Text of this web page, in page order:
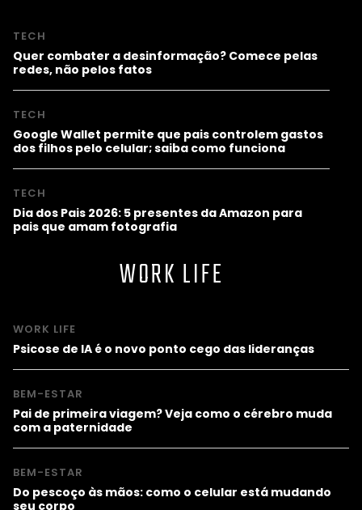
TECH
Quer combater a desinformação? Comece pelas
redes, não pelos fatos
TECH
Google Wallet permite que pais controlem gastos
dos filhos pelo celular; saiba como funciona
TECH
Dia dos Pais 2026: 5 presentes da Amazon para
pais que amam fotografia
WORK LIFE
WORK LIFE
Psicose de IA é o novo ponto cego das lideranças
BEM-ESTAR
Pai de primeira viagem? Veja como o cérebro muda
com a paternidade
BEM-ESTAR
Do pescoço às mãos: como o celular está mudando
seu corpo